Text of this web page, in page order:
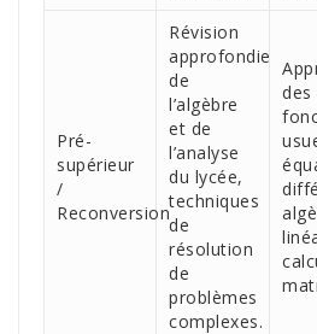
Pré-
supérieur
/
Reconversion
Révision
approfondie
de
l’algèbre
et de
l’analyse
du lycée,
techniques
de
résolution
de
problèmes
complexes.
des